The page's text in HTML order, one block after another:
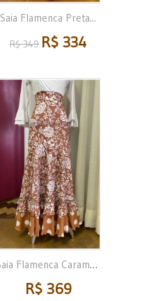
Saia Flamenca Preta...
R$ 349 R$ 334
Saia Flamenca Caramelo...
R$ 369